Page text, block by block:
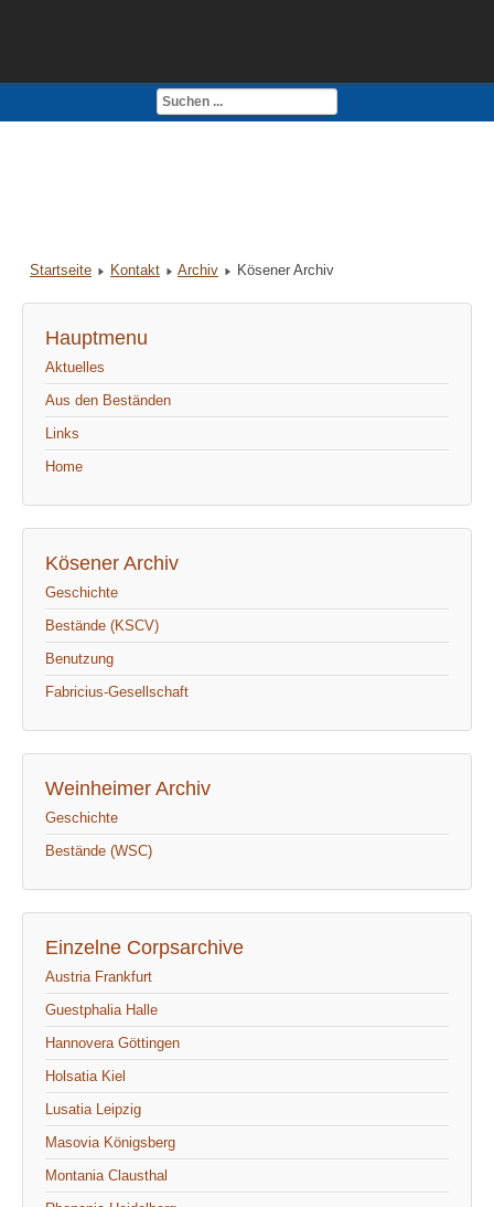
Impressum
Startseite Kontakt Archiv Kösener Archiv
Hauptmenu
Aktuelles
Aus den Beständen
Links
Home
Kösener Archiv
Geschichte
Bestände (KSCV)
Benutzung
Fabricius-Gesellschaft
Weinheimer Archiv
Geschichte
Bestände (WSC)
Einzelne Corpsarchive
Austria Frankfurt
Guestphalia Halle
Hannovera Göttingen
Holsatia Kiel
Lusatia Leipzig
Masovia Königsberg
Montania Clausthal